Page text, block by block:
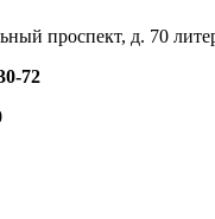
проспект, д. 70
72